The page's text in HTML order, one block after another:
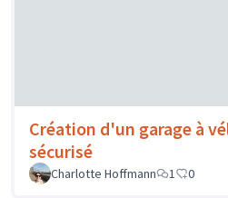
Création d'un garage à
sécurisé
Charlotte Hoffmann
1 0